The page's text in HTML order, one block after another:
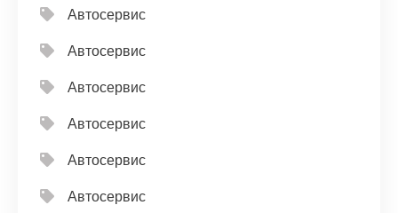
Автосервис
Автосервис
Автосервис
Автосервис
Автосервис
Автосервис